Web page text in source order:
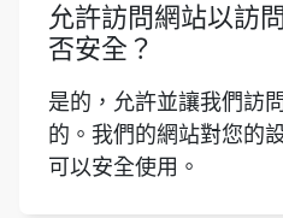
允許訪問網站以訪
否安全？
是的，允許並讓我們訪
的。我們的網站對您的
可以安全使用。